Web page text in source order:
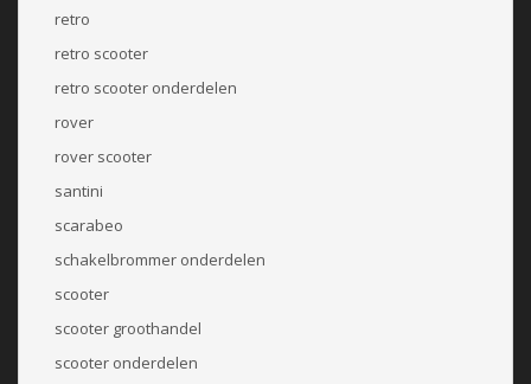
retro
retro scooter
retro scooter onderdelen
rover
rover scooter
santini
scarabeo
schakelbrommer onderdelen
scooter
scooter groothandel
scooter onderdelen